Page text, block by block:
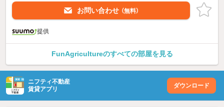
お問い合わせ （無料）
提供
FunAgricultureのすべての部屋を見る
ニフティ不動産
賃貸アプリ
ダウンロード